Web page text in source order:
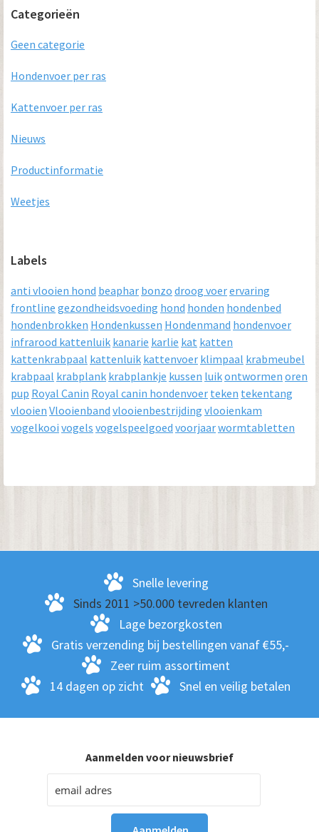
Categorieën
Geen categorie
Hondenvoer per ras
Kattenvoer per ras
Nieuws
Productinformatie
Weetjes
Labels
anti vlooien hond beaphar bonzo droog voerervaring
frontline gezondheidsvoeding hond honden hondenbed
hondenbrokken Hondenkussen Hondenmand hondenvoer
infrarood kattenluik kanarie karlie kat katten
kattenkrabpaal kattenluik kattenvoer klimpaal krabmeubel
krabpaal krabplank krabplankje kussen luikontwormen oren
pup Royal Canin Royal canin hondenvoer teken tekentang
vlooien Vlooienband vlooienbestrijding vlooienkam
vogelkooi vogels vogelspeelgoed voorjaarwormtabletten
Snelle levering
Sinds 2011 >50.000 tevreden klanten
Lage bezorgkosten
Gratis verzending bij bestellingen vanaf €55,-
Zeer ruim assortiment
14 dagen op zicht
Snel en veilig betalen
Aanmelden voor nieuwsbrief